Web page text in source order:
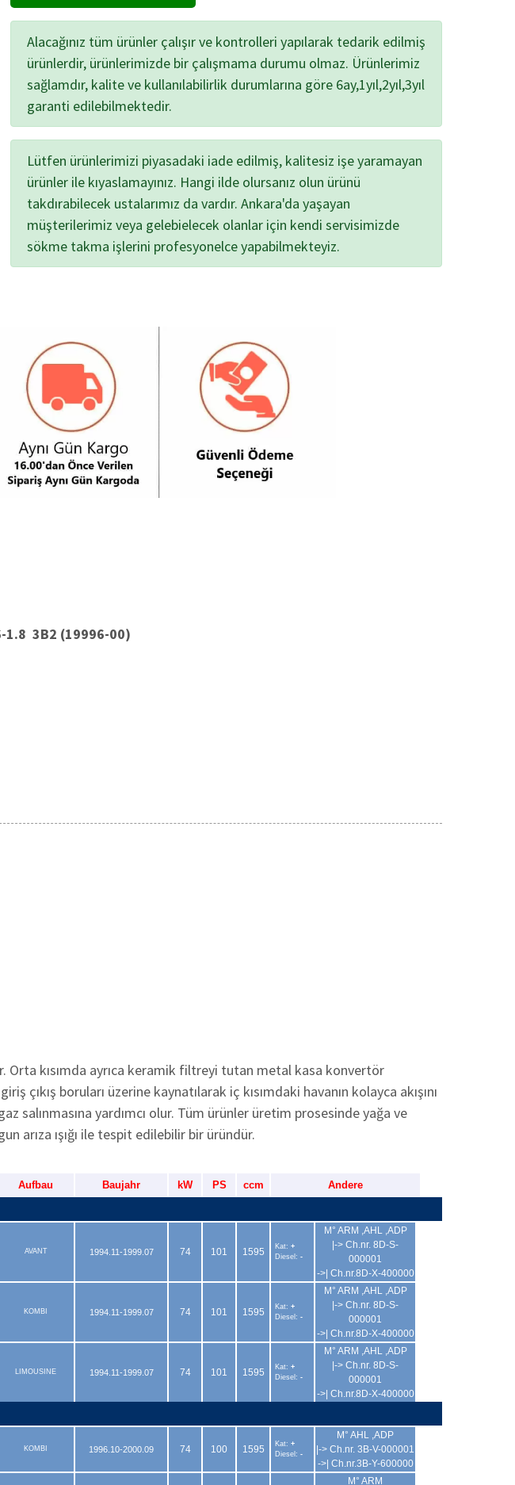
Alacağınız tüm ürünler çalışır ve kontrolleri yapılarak tedarik edilmiş
ürünlerdir, ürünlerimizde bir çalışmama durumu olmaz. Ürünlerimiz
sağlamdır, kalite ve kullanılabilirlik durumlarına göre 6ay,1yıl,2yıl,3yıl
garanti edilebilmektedir.
Lütfen ürünlerimizi piyasadaki iade edilmiş, kalitesiz işe yaramayan
ürünler ile kıyaslamayınız. Hangi ilde olursanız olun ürünü
takdırabilecek ustalarımız da vardır. Ankara'da yaşayan
müşterilerimiz veya gelebielecek olanlar için kendi servisimizde
sökme takma işlerini profesyonelce yapabilmekteyiz.
1.8 3B2 (19996-00)
kısımda ayrıca keramik filtreyi tutan metal kasa konvertör
çıkış boruları üzerine kaynatılarak iç kısımdaki havanın kolayca akışını
salınmasına yardımcı olur. Tüm ürünler üretim prosesinde yağa ve
arıza ışığı ile tespit edilebilir bir üründür.
Aufbau Baujahr kW PS ccm Andere
AVANT 1994.11-1999.07 74 101 1595 Kat: +
Diesel: -
M° ARM ,AHL ,ADP
|-> Ch.nr. 8D-S-
000001
->| Ch.nr.8D-X-400000
KOMBI 1994.11-1999.07 74 101 1595 Kat: +
Diesel: -
M° ARM ,AHL ,ADP
|-> Ch.nr. 8D-S-
000001
->| Ch.nr.8D-X-400000
LIMOUSINE 1994.11-1999.07 74 101 1595 Kat: +
Diesel: -
M° ARM ,AHL ,ADP
|-> Ch.nr. 8D-S-
000001
->| Ch.nr.8D-X-400000
KOMBI 1996.10-2000.09 74 100 1595 Kat: +
Diesel: -
M° AHL ,ADP
|-> Ch.nr. 3B-V-000001
->| Ch.nr.3B-Y-600000
M° ARM